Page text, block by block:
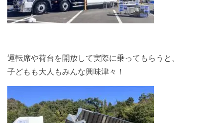
運転席や荷台を開放して実際に乗ってもらうと、
子どもも大人もみんな興味津々！